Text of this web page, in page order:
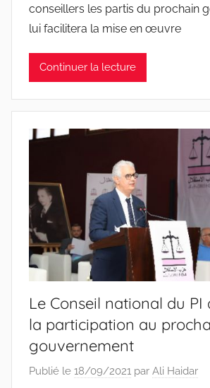
conseillers les partis du prochain
lui facilitera la mise en œuvre
Continuer la lecture
Le Conseil national du
la participation au
gouvernement
Publié le 18/09/2021 par Ali Haidar